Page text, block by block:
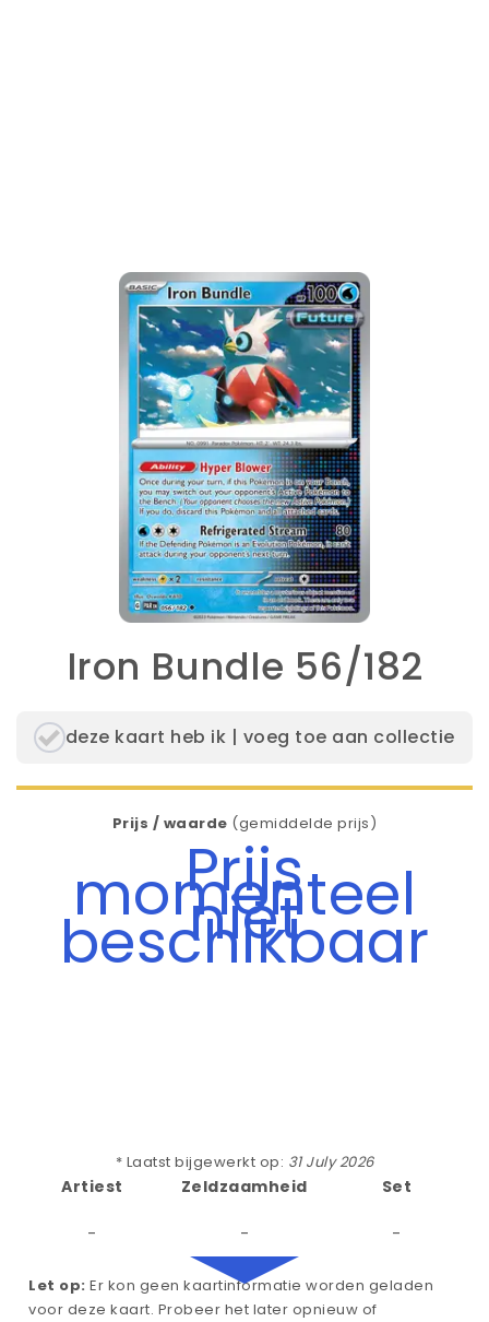
Iron Bundle 56/182
deze kaart heb ik | voeg toe aan collectie
Prijs / waarde (gemiddelde prijs)
Prijs
momenteel
niet
beschikbaar
* Laatst bijgewerkt op: 31 July 2026
Artiest
-
Zeldzaamheid
-
Set
-
Let op: Er kon geen kaartinformatie worden geladen
voor deze kaart. Probeer het later opnieuw of